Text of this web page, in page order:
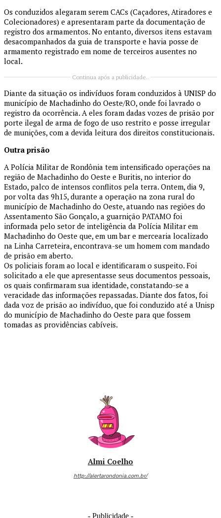
Os conduzidos alegaram serem CACs (Caçadores, Atiradores e
Colecionadores) e apresentaram parte da documentação de
registro dos armamentos. No entanto, diversos itens estavam
desacompanhados da guia de transporte e havia posse de
armamento registrado em nome de terceiros ausentes no
local.
Continua após a publicidade..
Diante da situação os indivíduos foram conduzidos à UNISP do
município de Machadinho do Oeste/RO, onde foi lavrado o
registro da ocorrência. A eles foram dadas vozes de prisão por
porte ilegal de arma de fogo de uso restrito e posse irregular
de munições, com a devida leitura dos direitos constitucionais.
Outra prisão
A Polícia Militar de Rondônia tem intensificado operações na
região de Machadinho do Oeste e Buritis, no interior do
Estado, palco de intensos conflitos pela terra. Ontem, dia 9,
por volta das 9h15, durante a operação na zona rural do
município de Machadinho do Oeste, atuando nas regiões do
Assentamento São Gonçalo, a guarnição PATAMO foi
informada pelo setor de inteligência da Polícia Militar em
Machadinho do Oeste que, em um bar e mercearia localizado
na Linha Carreteira, encontrava-se um homem com mandado
de prisão em aberto.
Os policiais foram ao local e identificaram o suspeito. Foi
solicitado a ele que apresentasse seus documentos pessoais,
os quais confirmaram sua identidade, constatando-se a
veracidade das informações repassadas. Diante dos fatos, foi
dada voz de prisão ao indivíduo, que foi conduzido até a Unisp
do município de Machadinho do Oeste para que fossem
tomadas as providências cabíveis.
Almi Coelho
http://alertarondonia.com.br/
- Publicidade -